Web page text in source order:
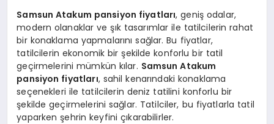
Samsun Atakum pansiyon fiyatları, geniş odalar,
modern olanaklar ve şık tasarımlar ile tatilcilerin rahat
bir konaklama yapmalarını sağlar. Bu fiyatlar,
tatilcilerin ekonomik bir şekilde konforlu bir tatil
geçirmelerini mümkün kılar. Samsun Atakum
pansiyon fiyatları, sahil kenarındaki konaklama
seçenekleri ile tatilcilerin deniz tatilini konforlu bir
şekilde geçirmelerini sağlar. Tatilciler, bu fiyatlarla tatil
yaparken şehrin keyfini çıkarabilirler.